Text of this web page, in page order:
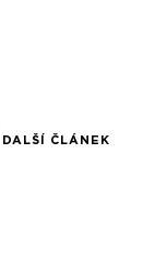
DALŠÍ ČLÁNEK